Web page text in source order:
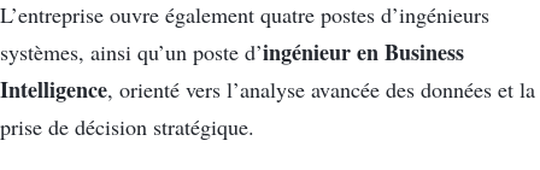
L’entreprise ouvre également quatre postes d’ingénieurs
systèmes, ainsi qu’un poste d’ingénieur en Business
Intelligence, orienté vers l’analyse avancée des données et la
prise de décision stratégique.